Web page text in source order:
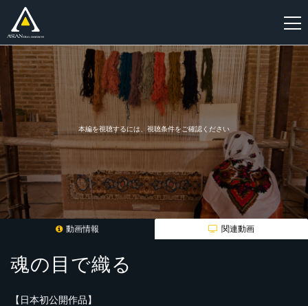
本編を視聴するには、視聴条件をご確認ください
動画情報 関連動画
魂の目で織る
【日本初公開作品】